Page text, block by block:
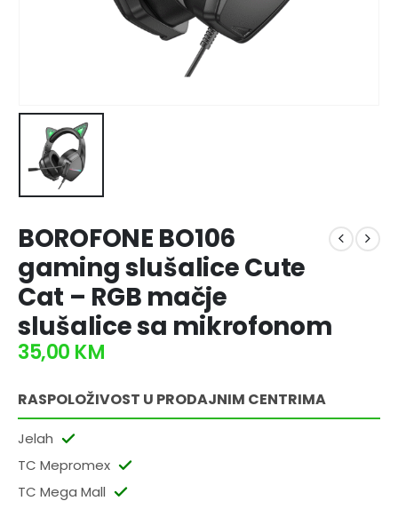
BOROFONE BO106
gaming slušalice Cute
Cat – RGB mačje
slušalice sa mikrofonom
35,00 KM
RASPOLOŽIVOST U PRODAJNIM CENTRIMA
Jelah
TC Mepromex
TC Mega Mall